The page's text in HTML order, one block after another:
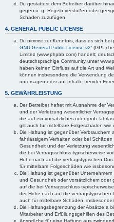
Du gestattest dem Betreiber darüber
gegen o. g. Regeln verstoßen oder
Schaden zuzufügen.
4. GENERAL PUBLIC LICENSE
Du nimmst zur Kenntnis, dass es sich bei
GNU General Public License v2“ (GPL)
Limited (www.phpbb.com) handelt;
deutschsprachige Community unter
haben keinen Einfluss auf die Art und
können insbesondere die Verwendung
untersagen oder auf Inhalte fremder
5. GEWÄHRLEISTUNG
Der Betreiber haftet mit Ausnahme der
und der Verletzung wesentlicher
die auf ein vorsätzliches oder grob
gilt auch für mittelbare Folgeschäden wie
Die Haftung ist gegenüber Verbrauchern
fahrlässigem Verhalten oder bei
Gesundheit und der Verletzung
die bei Vertragsschluss typischerweise
Höhe nach auf die vertragstypischen
für mittelbare Folgeschäden wie
Die Haftung ist gegenüber
und Gesundheit oder vorsätzlichem oder
auf die bei Vertragsschluss
der Höhe nach auf die vertragstypischen
auch für mittelbare Schäden,
Die Haftungsbegrenzung der Absätze a
Mitarbeiter und Erfüllungsgehilfen des
Ansprüche für eine Haftung aus